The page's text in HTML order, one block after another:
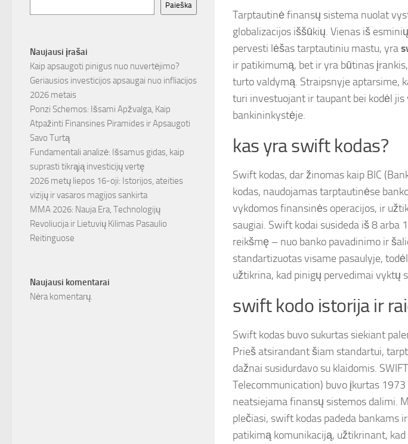
Tarptautinė finansų sistema nuolat
globalizacijos iššūkių. Vienas iš
pervesti lėšas tarptautiniu mastu, yra
ir patikimumą, bet ir yra būtinas
turto valdymą. Straipsnyje aptarsime,
turi investuojant ir taupant bei kodėl
bankininkystėje.
kas yra swift kodas?
Swift kodas, dar žinomas kaip BIC
kodas, naudojamas tarptautinėse
vykdomos finansinės operacijos, ir
saugiai. Swift kodai susideda iš 8
reikšmę – nuo banko pavadinimo ir
standartizuotas visame pasaulyje,
užtikrina, kad pinigų pervedimai vyktų
swift kodo istorija ir
Swift kodas buvo sukurtas siekiant
Prieš atsirandant šiam standartui,
dažnai susidurdavo su klaidomis.
Telecommunication) buvo įkurtas
neatsiejama finansų sistemos dalimi.
plečiasi, swift kodas padeda
patikimą komunikaciją, užtikrinant,
Paieška
Naujausi įrašai
Kaip apsaugoti pinigus nuo nuvertėjimo?
Geriausios investicijos apsaugai nuo infliacijos
2026 metais
Ponzi Schemos: Išsami Apžvalga, Kaip
Atpažinti Finansines Piramides ir Apsaugoti
Savo Turtą
Fundamentali analizė: Išsamus gidas, kaip
suprasti tikrąją investicijų vertę
2026 metų liepos 16-oji: Istorijos, ateities
vizijų ir vasaros magijos sankirta
MMA 2026: Nauja Era, Technologijų
Revoliucija ir Lietuvių Kilimas Pasaulio
Reitinguose
Naujausi komentarai
Nėra komentarų.